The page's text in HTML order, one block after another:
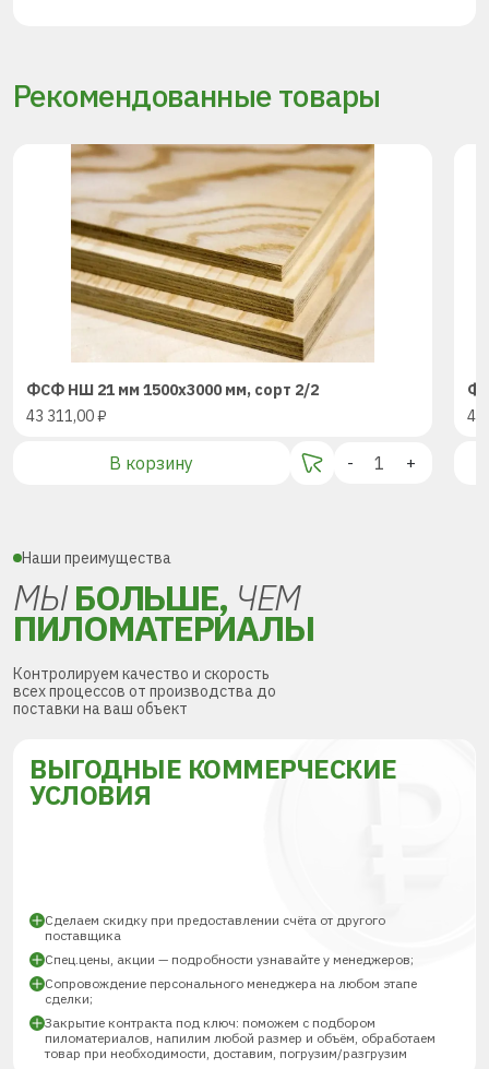
Рекомендованные товары
ФСФ НШ 21 мм 1500х3000 мм, сорт 2/2
43 311,00₽
В корзину - +
43
Наши преимущества
МЫБОЛЬШЕ, ЧЕМ
ПИЛОМАТЕРИАЛЫ
Контролируем качество и скорость
всех процессов от производства до
поставки на ваш объект
ВЫГОДНЫЕ КОММЕРЧЕСКИЕ
УСЛОВИЯ
Сделаем скидку при предоставлении счёта от другого
поставщика
Спец.цены, акции — подробности узнавайте у менеджеров;
Сопровождение персонального менеджера на любом этапе
сделки;
Закрытие контракта под ключ: поможем с подбором
пиломатериалов, напилим любой размер и объём, обработаем
товар при необходимости, доставим, погрузим/разгрузим